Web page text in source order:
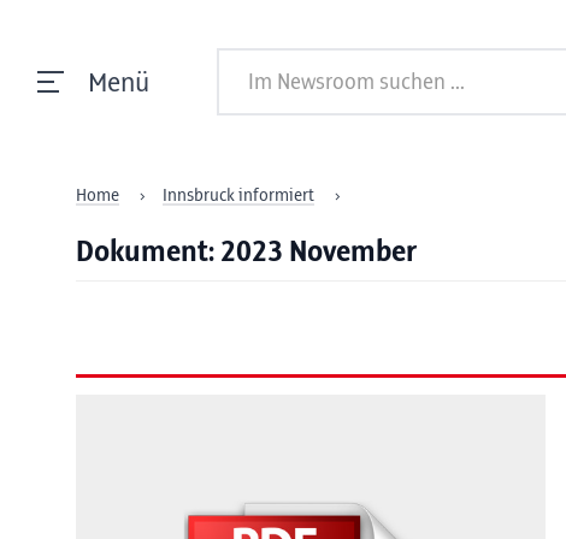
Menü
Home Innsbruck informiert
Dokument: 2023 November